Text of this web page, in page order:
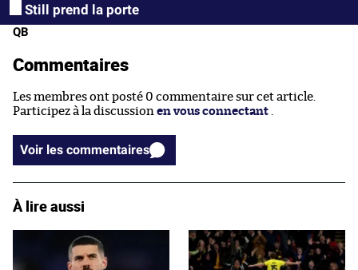
Still prend la porte
QB
Commentaires
Les membres ont posté 0 commentaire sur cet article.
Participez à la discussion en vous connectant
Voir les commentaires
À lire aussi